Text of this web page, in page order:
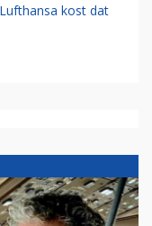
kost dat